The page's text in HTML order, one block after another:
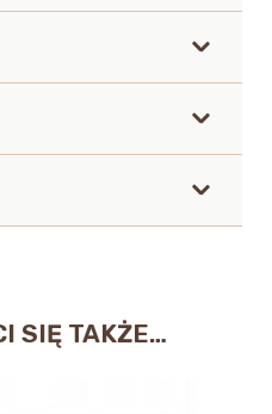
SIĘ TAKŻE…